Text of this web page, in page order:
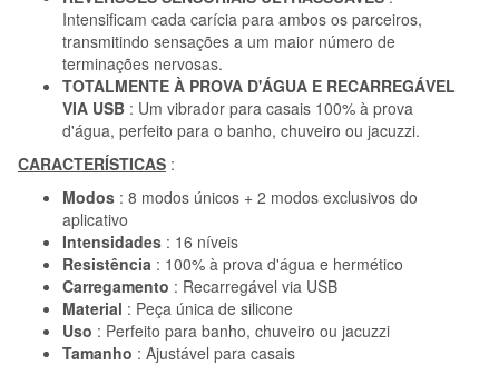
Intensificam cada carícia para ambos os parceiros,
transmitindo sensações a um maior número de
terminações nervosas.
TOTALMENTE À PROVA D'ÁGUA E RECARREGÁVEL
VIA USB : Um vibrador para casais 100% à prova
d'água, perfeito para o banho, chuveiro ou jacuzzi.
CARACTERÍSTICAS :
Modos : 8 modos únicos + 2 modos exclusivos do
aplicativo
Intensidades : 16 níveis
Resistência : 100% à prova d'água e hermético
Carregamento : Recarregável via USB
Material : Peça única de silicone
Uso : Perfeito para banho, chuveiro ou jacuzzi
Tamanho : Ajustável para casais